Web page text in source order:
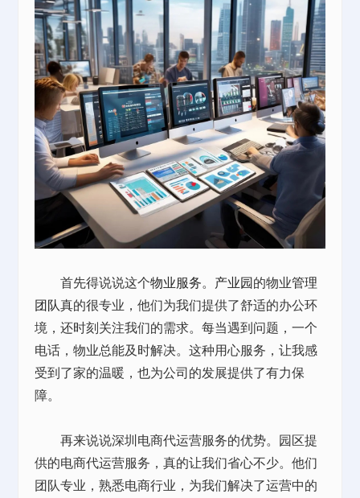
首先得说说这个物业服务。 产业园的物业管理
团队真的很专业，他们为我们提供了舒适的办公环
境，还时刻关注我们的需求。每当遇到问题，一个
电话，物业总能及时解决。这种用心服务，让我感
受到了家的温暖，也为公司的发展提供了有力保
障。
再来说说深圳电商代运营服务的优势。园区提
供的电商代运营服务，真的让我们省心不少。他们
团队专业，熟悉电商行业，为我们解决了运营中的